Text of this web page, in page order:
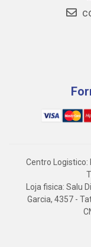
Centro Logistico:
Loja fisica: Salu
Garcia, 4357 -